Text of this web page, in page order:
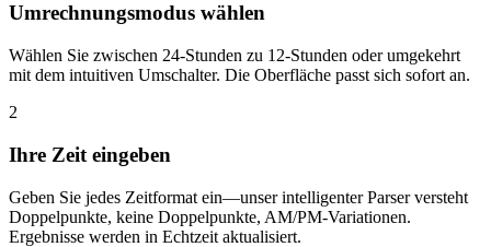
Umrechnungsmodus wählen
Wählen Sie zwischen 24-Stunden zu 12-Stunden oder umgekehrt
mit dem intuitiven Umschalter. Die Oberfläche passt sich sofort an.
2
Ihre Zeit eingeben
Geben Sie jedes Zeitformat ein—unser intelligenter Parser versteht
Doppelpunkte, keine Doppelpunkte, AM/PM-Variationen.
Ergebnisse werden in Echtzeit aktualisiert.